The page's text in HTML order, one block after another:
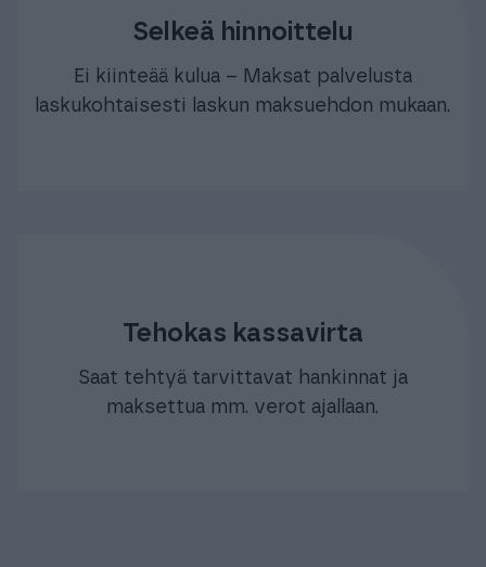
Selkeä hinnoittelu
Ei kiinteää kulua – Maksat palvelusta
laskukohtaisesti laskun maksuehdon mukaan.
Tehokas kassavirta
Saat tehtyä tarvittavat hankinnat ja
maksettua mm. verot ajallaan.